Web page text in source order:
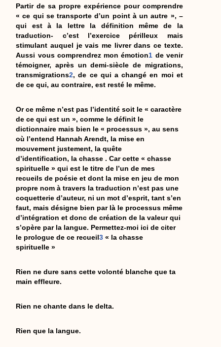
Partir de sa propre expérience pour comprendre
« ce qui se transporte d’un point à un autre », –
qui est à la lettre la définition même de la
traduction- c’est l’exercice périlleux mais
stimulant auquel je vais me livrer dans ce texte.
Aussi vous comprendrez mon émotion1 de venir
témoigner, après un demi-siècle de migrations,
transmigrations2, de ce qui a changé en moi et
de ce qui, au contraire, est resté le même.
Or ce même n’est pas l’identité soit le « caractère
de ce qui est un », comme le définit le
dictionnaire mais bien le « processus », au sens
où l’entend Hannah Arendt, la mise en
mouvement justement, la quête
d’identification, la chasse . Car cette « chasse
spirituelle » qui est le titre de l’un de mes
recueils de poésie et dont la mise en jeu de mon
propre nom à travers la traduction n’est pas une
coquetterie d’auteur, ni un mot d’esprit, tant s’en
faut, mais désigne bien par là le processus même
d’intégration et donc de création de la valeur qui
s’opère par la langue. Permettez-moi ici de citer
le prologue de ce recueil3 « la chasse
spirituelle »
Rien ne dure sans cette volonté blanche que ta
main effleure.
Rien ne chante dans le delta.
Rien que la langue.